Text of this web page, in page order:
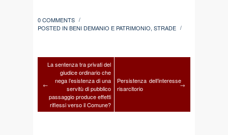
0 COMMENTS /
POSTED IN BENI DEMANIO E PATRIMONIO,STRADE /
←
La sentenza tra privati del
giudice ordinario che
nega l’esistenza di una
servitù di pubblico
passaggio produce effetti
riflessi verso il Comune?
Persistenza dell’interesse
risarcitorio
→